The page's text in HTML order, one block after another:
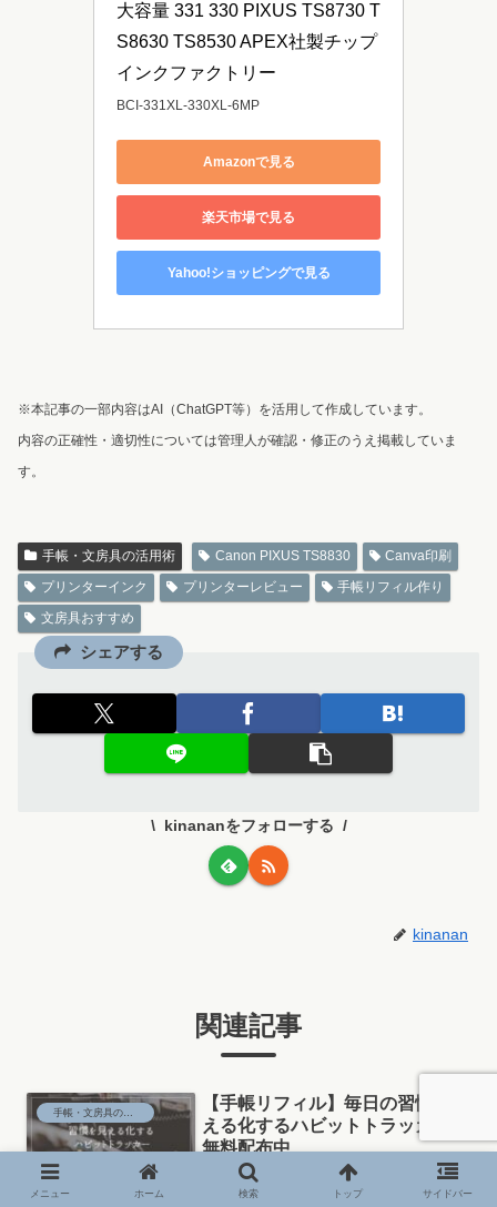
大容量 331 330 PIXUS TS8730 T
S8630 TS8530 APEX社製チップ
インクファクトリー
BCI-331XL-330XL-6MP
Amazonで見る
楽天市場で見る
Yahoo!ショッピングで見る
※本記事の一部内容はAI（ChatGPT等）を活用して作成しています。
内容の正確性・適切性については管理人が確認・修正のうえ掲載していま
す。
手帳・文房具の活用術 Canon PIXUS TS8830
Canva印刷
プリンターインク
プリンターレビュー
手帳リフィル作り
文房具おすすめ
シェアする
kinananをフォローする
kinanan
関連記事
手帳・文房具の活用術
【手帳リフィル】毎日の習慣を見
える化するハビットトラッカー｜
無料配布中
毎日の習慣を見える化できる「ハビット
トラッカー」のPDFテンプレートを無料
メニュー ホーム 検索 トップ サイドバー